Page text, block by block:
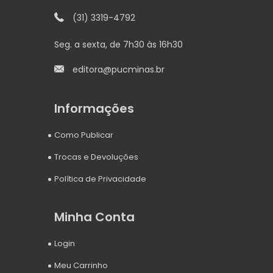
(31) 3319-4792
Seg. a sexta, de 7h30 às 16h30
editora@pucminas.br
Informações
Como Publicar
Trocas e Devoluções
Política de Privacidade
Minha Conta
Login
Meu Carrinho